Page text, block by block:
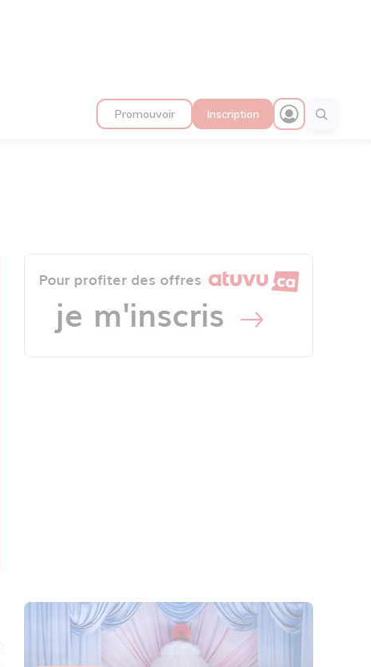
Promouvoir Inscription